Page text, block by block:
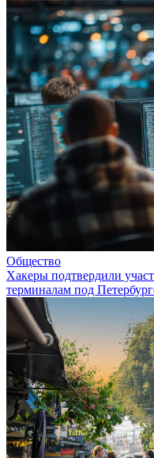
Общество
Хакеры подтвердили
терминалам под